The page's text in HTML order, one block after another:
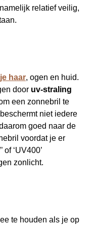
relatief veilig,
haar, ogen en huid.
door uv-straling
een zonnebril te
niet iedere
goed naar de
voordat je er
‘UV400’
zonlicht.
te houden als je op